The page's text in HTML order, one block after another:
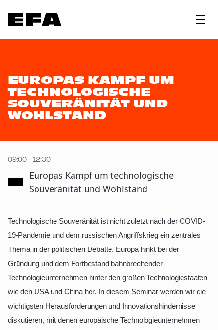
EUROPAS KAMPF UM
TECHNOLOGISCHE
SOUVERÄNITÄT UND
WOHLSTAND
09:00 - 12:30
Europas Kampf um technologische
Souveränität und Wohlstand
Technologische Souveränität ist nicht zuletzt nach der COVID-
19-Pandemie und dem russischen Angriffskrieg ein zentrales
Thema in der politischen Debatte. Europa hinkt bei der
Gründung und dem Fortbestand bahnbrechender
Technologieunternehmen hinter den großen Technologiestaaten
wie den USA und China her. In diesem Seminar werden wir die
wichtigsten Herausforderungen und Innovationshindernisse
diskutieren, mit denen europäische Technologieunternehmen